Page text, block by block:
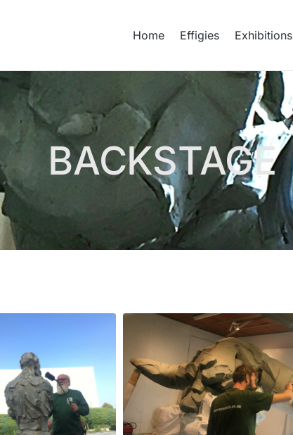
Home Effigies Exhibitions
BACKSTAGE